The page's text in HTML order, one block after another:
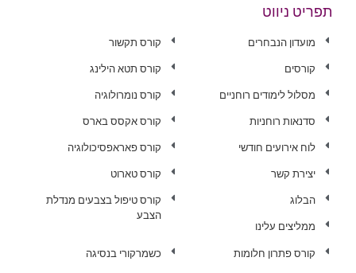
תפריט ניווט
מועדון הנבחרים
קורסים
מסלול לימודים רוחניים
סדנאות רוחניות
לוח אירועים חודשי
יצירת קשר
הבלוג
ממליצים עלינו
קורס תקשור
קורס תטא הילינג
קורס נומרולוגיה
קורס אקסס בארס
קורס פאראפסיכולוגיה
קורס טארוט
קורס טיפול בצבעים מנדלת
הצבע
קורס פתרון חלומות כשמרקורי בנסיגה